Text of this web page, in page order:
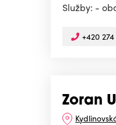
Služby: -
+420
Zoran